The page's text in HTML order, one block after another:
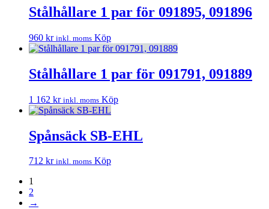
kan
väljas
produktsidan
Stålhållare 1 par för 091895, 091896
960 kr inkl. moms Köp
Stålhållare 1 par för 091791, 091889
1 162 kr inkl. moms Köp
Spånsäck SB-EHL
712 kr inkl. moms Köp
1
2
→